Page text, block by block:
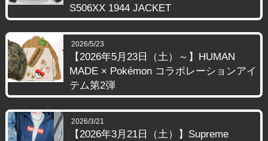
S506XX 1944 JACKET
2026/5/23
【2026年5月23日（土）～】HUMAN
MADE × Pokémon コラボレーションアイ
テム第2弾
2026/3/21
【2026年3月21日（土）】Supreme